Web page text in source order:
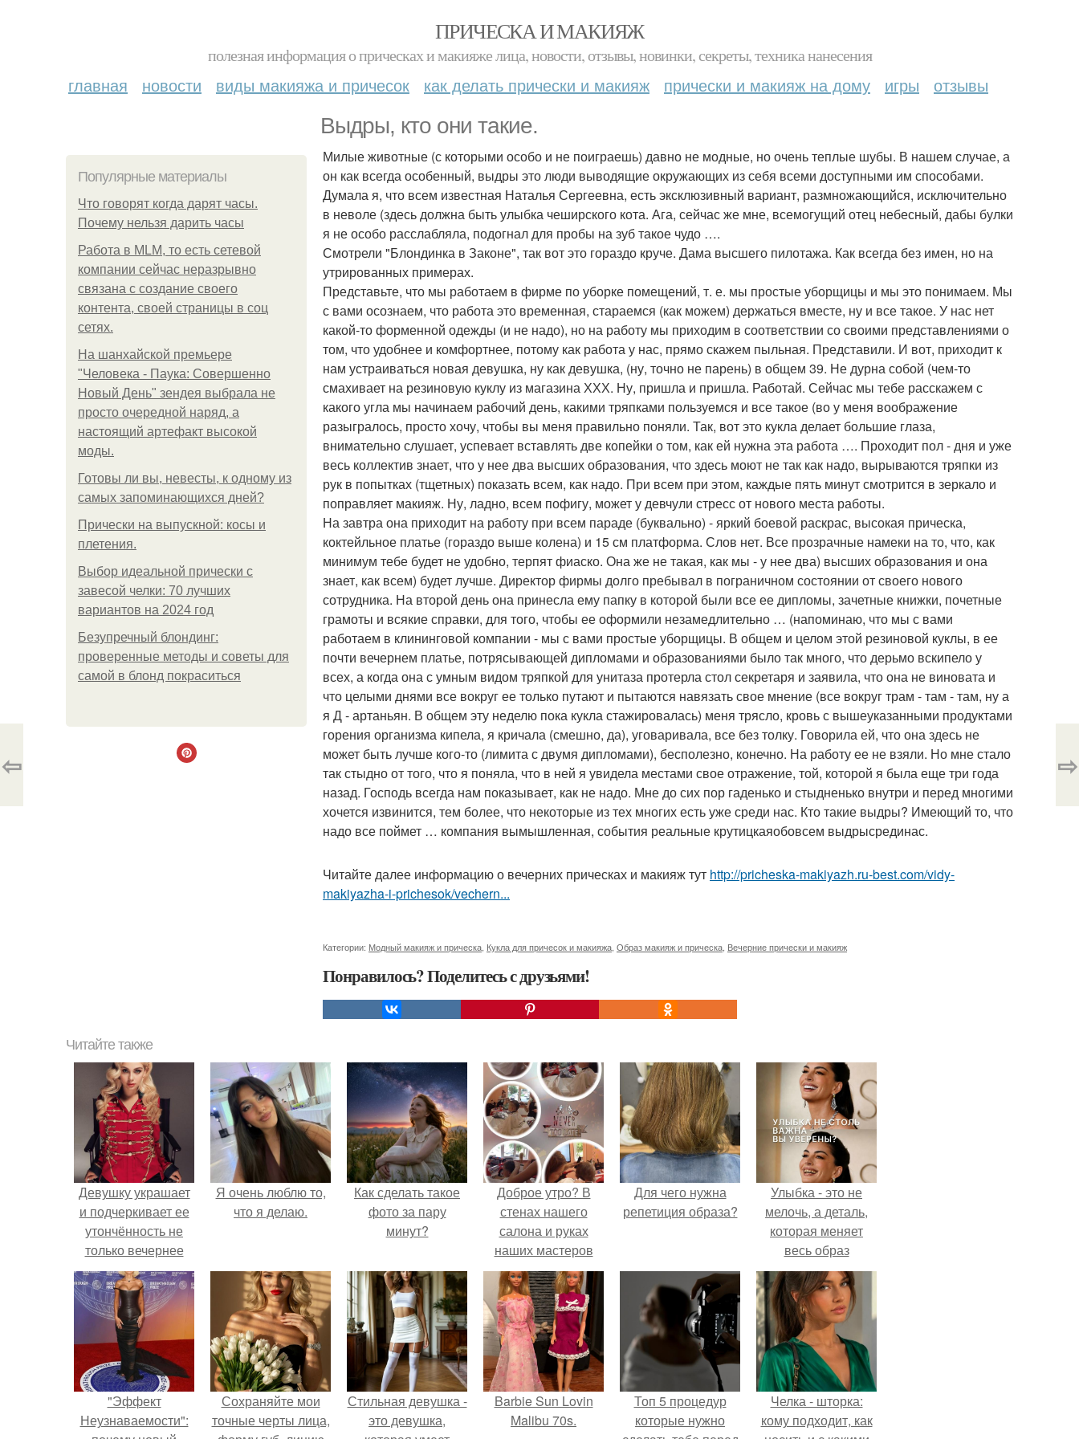
ПРИЧЕСКА И МАКИЯЖ
полезная информация о прическах и макияже лица, новости, отзывы, новинки, секреты, техника нанесения
главная новости виды макияжа и причесок как делать прически и макияж прически и макияж на дому игры отзывы
Выдры, кто они такие.
Популярные материалы
Что говорят когда дарят часы.
Почему нельзя дарить часы
Работа в MLM, то есть сетевой
компании сейчас неразрывно
связана с создание своего
контента, своей страницы в соц
сетях.
На шанхайской премьере
"Человека - Паука: Совершенно
Новый День" зендея выбрала не
просто очередной наряд, а
настоящий артефакт высокой
моды.
Готовы ли вы, невесты, к одному из
самых запоминающихся дней?
Прически на выпускной: косы и
плетения.
Выбор идеальной прически с
завесой челки: 70 лучших
вариантов на 2024 год
Безупречный блондинг:
проверенные методы и советы для
самой в блонд покраситься
Милые животные (с которыми особо и не поиграешь) давно не модные, но очень теплые шубы. В нашем случае, а
он как всегда особенный, выдры это люди выводящие окружающих из себя всеми доступными им способами.
Думала я, что всем известная Наталья Сергеевна, есть эксклюзивный вариант, размножающийся, исключительно
в неволе (здесь должна быть улыбка чеширского кота. Ага, сейчас же мне, всемогущий отец небесный, дабы булки
я не особо расслабляла, подогнал для пробы на зуб такое чудо ….
Смотрели "Блондинка в Законе", так вот это гораздо круче. Дама высшего пилотажа. Как всегда без имен, но на
утрированных примерах.
Представьте, что мы работаем в фирме по уборке помещений, т. е. мы простые уборщицы и мы это понимаем. Мы
с вами осознаем, что работа это временная, стараемся (как можем) держаться вместе, ну и все такое. У нас нет
какой-то форменной одежды (и не надо), но на работу мы приходим в соответствии со своими представлениями о
том, что удобнее и комфортнее, потому как работа у нас, прямо скажем пыльная. Представили. И вот, приходит к
нам устраиваться новая девушка, ну как девушка, (ну, точно не парень) в общем 39. Не дурна собой (чем-то
смахивает на резиновую куклу из магазина ХХХ. Ну, пришла и пришла. Работай. Сейчас мы тебе расскажем с
какого угла мы начинаем рабочий день, какими тряпками пользуемся и все такое (во у меня воображение
разыгралось, просто хочу, чтобы вы меня правильно поняли. Так, вот это кукла делает большие глаза,
внимательно слушает, успевает вставлять две копейки о том, как ей нужна эта работа …. Проходит пол - дня и уже
весь коллектив знает, что у нее два высших образования, что здесь моют не так как надо, вырываются тряпки из
рук в попытках (тщетных) показать всем, как надо. При всем при этом, каждые пять минут смотрится в зеркало и
поправляет макияж. Ну, ладно, всем пофигу, может у девчули стресс от нового места работы.
На завтра она приходит на работу при всем параде (буквально) - яркий боевой раскрас, высокая прическа,
коктейльное платье (гораздо выше колена) и 15 см платформа. Слов нет. Все прозрачные намеки на то, что, как
минимум тебе будет не удобно, терпят фиаско. Она же не такая, как мы - у нее два) высших образования и она
знает, как всем) будет лучше. Директор фирмы долго пребывал в пограничном состоянии от своего нового
сотрудника. На второй день она принесла ему папку в которой были все ее дипломы, зачетные книжки, почетные
грамоты и всякие справки, для того, чтобы ее оформили незамедлительно … (напоминаю, что мы с вами
работаем в клининговой компании - мы с вами простые уборщицы. В общем и целом этой резиновой куклы, в ее
почти вечернем платье, потрясывающей дипломами и образованиями было так много, что дерьмо вскипело у
всех, а когда она с умным видом тряпкой для унитаза протерла стол секретаря и заявила, что она не виновата и
что целыми днями все вокруг ее только путают и пытаются навязать свое мнение (все вокруг трам - там - там, ну а
я Д - артаньян. В общем эту неделю пока кукла стажировалась) меня трясло, кровь с вышеуказанными продуктами
горения организма кипела, я кричала (смешно, да), уговаривала, все без толку. Говорила ей, что она здесь не
может быть лучше кого-то (лимита с двумя дипломами), бесполезно, конечно. На работу ее не взяли. Но мне стало
так стыдно от того, что я поняла, что в ней я увидела местами свое отражение, той, которой я была еще три года
назад. Господь всегда нам показывает, как не надо. Мне до сих пор гаденько и стыдненько внутри и перед многими
хочется извинится, тем более, что некоторые из тех многих есть уже среди нас. Кто такие выдры? Имеющий то, что
надо все поймет … компания вымышленная, события реальные крутицкаяобовсем выдрысрединас.
Читайте далее информацию о вечерних прическах и макияж тут http://pricheska-makiyazh.ru-best.com/vidy-
makiyazha-i-prichesok/vechern...
Категории: Модный макияж и прическа Кукла для причесок и макияжа Образ макияж и прическа Вечерние прически и макияж
Понравилось? Поделитесь с друзьями!
⇦ ⇨
Читайте также
Девушку украшает
и подчеркивает ее
утончённость не
только вечернее
платье, но и
стильный деловой
лук.
Я очень люблю то,
что я делаю.
Как сделать такое
фото за пару
минут?
Доброе утро? В
стенах нашего
салона и руках
наших мастеров
ваше чадо будет
чувствовать себя
уютно и комфортно!
Для чего нужна
репетиция образа?
Улыбка - это не
мелочь, а деталь,
которая меняет
весь образ
человека.
"Эффект
Неузнаваемости":
Сохраняйте мои
точные черты лица,
Стильная девушка -
это девушка,
Barbie Sun Lovin
Malibu 70s.
Топ 5 процедур
которые нужно
Челка - шторка:
кому подходит, как